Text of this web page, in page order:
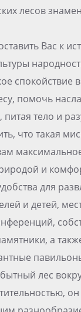
лесов
Вас к
спокойствие в
помочь
тело и
что такая
и
для
и детей,
а
лес
он